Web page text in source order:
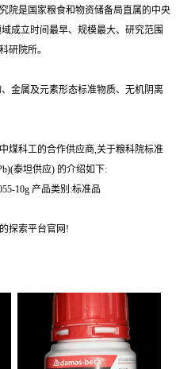
院是国家粮食和物资储备局直属的中央
成立时间最早、规模最大、研究范围
研院所。
金属及元素形态标准物质、无机阴离
煤科工的合作供应商,关于粮科院标准
泰坦供应) 的介绍如下:
10g 产品类别:标准品
探索平台官网!